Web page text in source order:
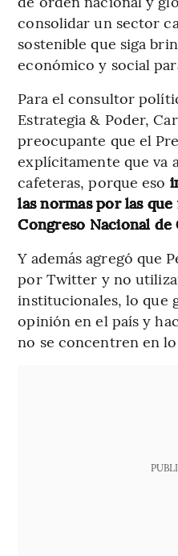
consolidar un sector
sostenible que siga
económico y social
Para el consultor
Estrategia & Poder,
preocupante que el
explícitamente que va
cafeteras, porque eso
las normas por las
Congreso Nacional de
Y además agregó que
por Twitter y no
institucionales, lo que
opinión en el país y
no se concentren en